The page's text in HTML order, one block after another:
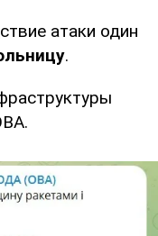
атаки один
.